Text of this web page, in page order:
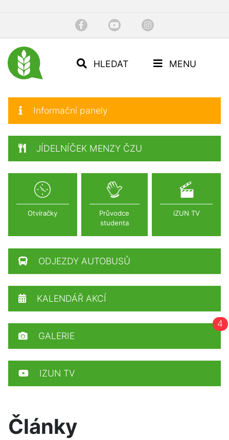
HLEDAT MENU
Články
Informační panely
JÍDELNÍČEK MENZY ČZU
Otvíračky
Průvodce
studenta
iZUN TV
ODJEZDY AUTOBUSŮ
KALENDÁŘ AKCÍ
GALERIE
4
IZUN TV